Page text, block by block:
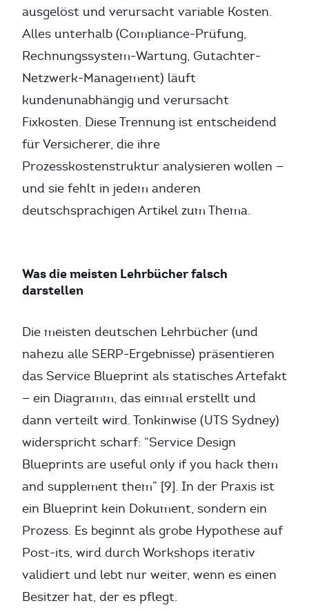
ausgelöst und verursacht variable Kosten.
Alles unterhalb (Compliance-Prüfung,
Rechnungssystem-Wartung, Gutachter-
Netzwerk-Management) läuft
kundenunabhängig und verursacht
Fixkosten. Diese Trennung ist entscheidend
für Versicherer, die ihre
Prozesskostenstruktur analysieren wollen —
und sie fehlt in jedem anderen
deutschsprachigen Artikel zum Thema.
Was die meisten Lehrbücher falsch
darstellen
Die meisten deutschen Lehrbücher (und
nahezu alle SERP-Ergebnisse) präsentieren
das Service Blueprint als statisches Artefakt
— ein Diagramm, das einmal erstellt und
dann verteilt wird. Tonkinwise (UTS Sydney)
widerspricht scharf: “Service Design
Blueprints are useful only if you hack them
and supplement them” [9]. In der Praxis ist
ein Blueprint kein Dokument, sondern ein
Prozess. Es beginnt als grobe Hypothese auf
Post-its, wird durch Workshops iterativ
validiert und lebt nur weiter, wenn es einen
Besitzer hat, der es pflegt.